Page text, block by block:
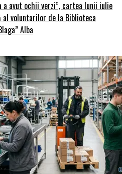
a avut ochii verzi”, cartea lunii iulie
al voluntarilor de la Biblioteca
Alba